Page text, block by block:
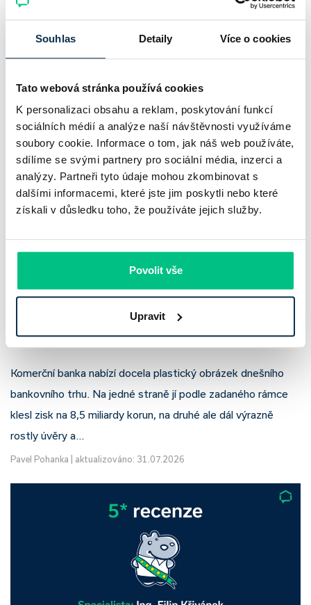
Souhlas Detaily Více o cookies
Tato webová stránka používá cookies
K personalizaci obsahu a reklam, poskytování funkcí
sociálních médií a analýze naší návštěvnosti využíváme
soubory cookie. Informace o tom, jak náš web používáte,
sdílíme se svými partnery pro sociální média, inzerci a
analýzy. Partneři tyto údaje mohou zkombinovat s
dalšími informacemi, které jste jim poskytli nebo které
získali v důsledku toho, že používáte jejich služby.
Povolit vše
Upravit
Český hypoteční trh na konci července 2026 potvrzuje, že
sazby zůstávají pod tlakem a část bank pokračuje v jejich
růstu. UniCredit Bank od 27.7.2026 zvýšila hypoteční sazby
Pavel Pohanka|
aktualizováno: 04.08.2026
4 minuty k přečtení
Komerční banka: pokles zisku
neznamená slabší banku
Komerční banka nabízí docela plastický obrázek dnešního
bankovního trhu. Na jedné straně jí podle zadaného rámce
klesl zisk na 8,5 miliardy korun, na druhé ale dál výrazně
rostly úvěry a…
Pavel Pohanka aktualizováno: 31.07.2026